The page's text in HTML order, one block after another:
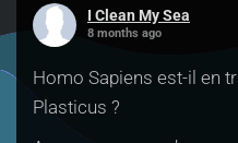
I Clean My Sea
8 months ago
Homo Sapiens est-il en
Plasticus ?